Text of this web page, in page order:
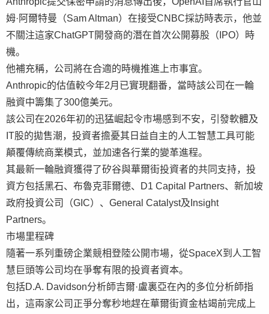
姆·阿爾特曼（Sam Altman）在接受CNBC採訪時表示，他並
不關注這家ChatGPT開發商的潛在首次公開募股（IPO）時
機。
他補充稱，公司將在合適的時機推進上市事宜。
Anthropic的估值較今年2月已實現翻番，當時該公司在一輪
融資中籌集了300億美元。
該公司在2026年初的迅猛崛起令市場感到不安，引發軟體及
IT股的拋售潮，投資者擔憂其日益自主的人工智慧工具可能
顛覆傳統商業模式，並加速各行業的變革進程。
其最新一輪融資獲得了矽谷與華爾街投資者的共同支持，投
資方包括黑石、布魯克菲爾德、D1 Capital Partners、新加坡
政府投資公司（GIC）、General Catalyst及Insight
Partners。
市場里程碑
隨著一系列重磅企業競相登陸公開市場，從SpaceX到人工智
慧巨頭等公司均在爭奪有限的投資者資本。
包括D.A. Davidson分析師吉爾·盧裏亞在內的多位分析師指
出，這兩家公司正爭分奪秒地趕在華爾街資金枯竭前完成上